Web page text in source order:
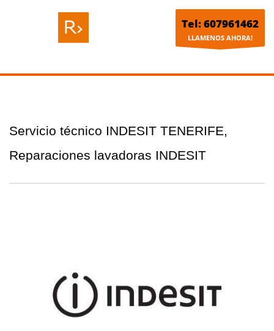
Tel: 607961462
LLAMENOS AHORA!
Servicio técnico INDESIT TENERIFE,
Reparaciones lavadoras INDESIT